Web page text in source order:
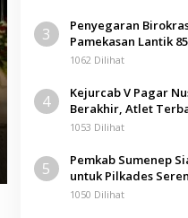
3
Penyegaran
Pamekasan Lantik
1062 Dilihat
4
Kejurcab V Pagar
Berakhir, Atlet
Kejurwil Jatim
1053 Dilihat
5
Pemkab Sumenep
untuk Pilkades
1050 Dilihat